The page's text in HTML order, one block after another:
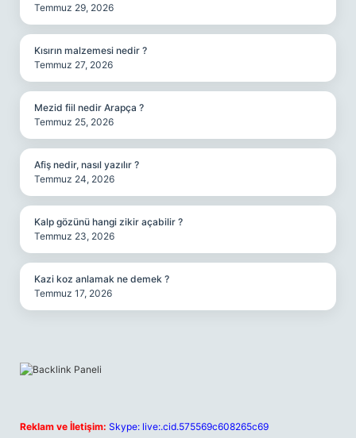
Temmuz 29, 2026
Kısırın malzemesi nedir ?
Temmuz 27, 2026
Mezid fiil nedir Arapça ?
Temmuz 25, 2026
Afiş nedir, nasıl yazılır ?
Temmuz 24, 2026
Kalp gözünü hangi zikir açabilir ?
Temmuz 23, 2026
Kazi koz anlamak ne demek ?
Temmuz 17, 2026
Reklam ve İletişim: Skype: live:.cid.575569c608265c69